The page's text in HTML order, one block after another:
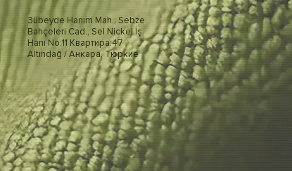
Зübeyde Hanım Mah., Sebze
Bahçeleri Cad., Sel Nickel İş
Hanı No:11 Квартира:47
Altındağ / Анкара, Тюркие